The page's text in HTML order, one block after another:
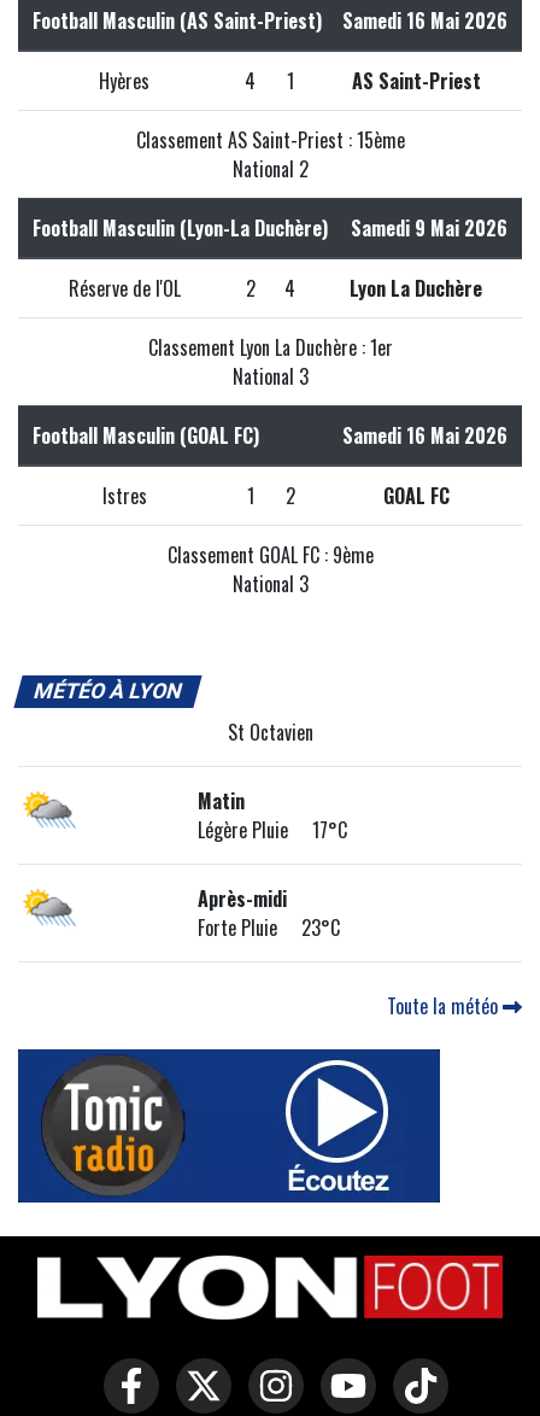
Football Masculin (AS Saint-Priest) Samedi 16 Mai 2026
Hyères 4 1 AS Saint-Priest
Classement AS Saint-Priest : 15ème
National 2
Football Masculin (Lyon-La Duchère) Samedi 9 Mai 2026
Réserve de l'OL 2 4 Lyon La Duchère
Classement Lyon La Duchère : 1er
National 3
Football Masculin (GOAL FC) Samedi 16 Mai 2026
Istres 1 2 GOAL FC
Classement GOAL FC : 9ème
National 3
MÉTÉO À LYON
St Octavien
Matin
Légère Pluie 17°C
Après-midi
Forte Pluie 23°C
Toute la météo